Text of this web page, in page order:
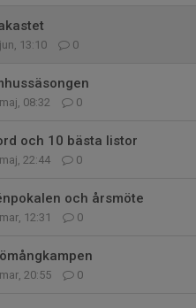
13:10 0
08:32 0
och 10 bästa listor
22:44 0
och årsmöte
12:31 0
20:55 0